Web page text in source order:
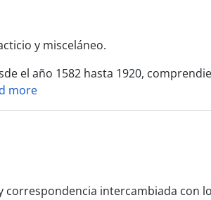
y misceláneo.
el año 1582 hasta 1920,
more
intercambiada con